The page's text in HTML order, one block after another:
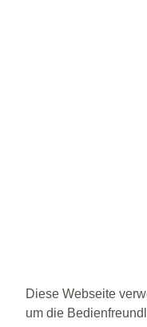
Diese Webseite
um die